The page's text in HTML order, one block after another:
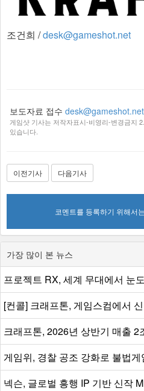
조건희 /desk@gameshot.net
보도자료 접수 desk@gameshot.net
게임샷 기사는 저작자표시-비영리-변경금지
있습니다.
이전기사 다음기사
코멘트를 등록하기 위해서는
가장 많이 본 뉴스
프로젝트 RX, 세계 무대에서 눈
[컨콜] 크래프톤, 게임스컴에서
크래프톤, 2026년 상반기 매출 2
게임위, 경찰 공조 강화로 불법게
넥슨, 글로벌 흥행 IP 기반 신작